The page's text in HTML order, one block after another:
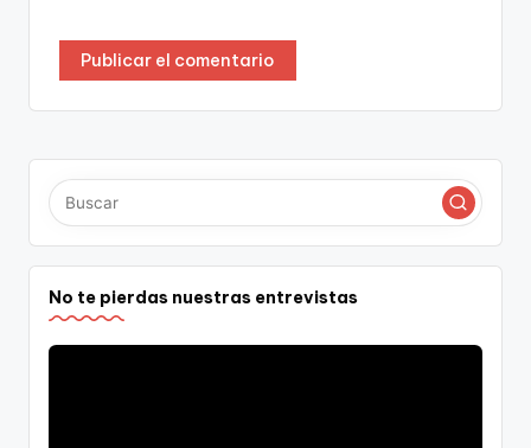
No te pierdas nuestras entrevistas